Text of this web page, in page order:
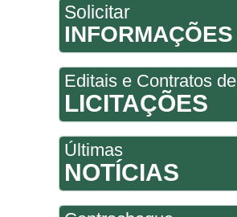
Solicitar
INFORMAÇÕES
Editais e Contratos de
LICITAÇÕES
Últimas
NOTÍCIAS